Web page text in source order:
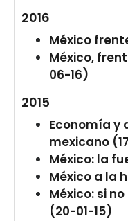
2016
México
México,
06-16)
2015
Economía y
mexicano
México: la
México a la
México: si
(20-01-15)